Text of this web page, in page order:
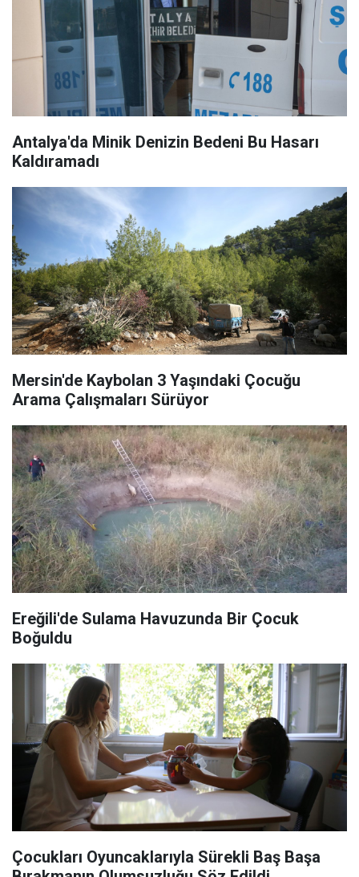
Antalya'da Minik Denizin Bedeni Bu Hasarı
Kaldıramadı
Mersin'de Kaybolan 3 Yaşındaki Çocuğu
Arama Çalışmaları Sürüyor
Ereğili'de Sulama Havuzunda Bir Çocuk
Boğuldu
Çocukları Oyuncaklarıyla Sürekli Baş Başa